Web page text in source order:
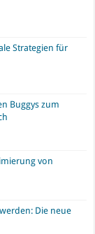
Strategien für
Buggys zum
von
Die neue